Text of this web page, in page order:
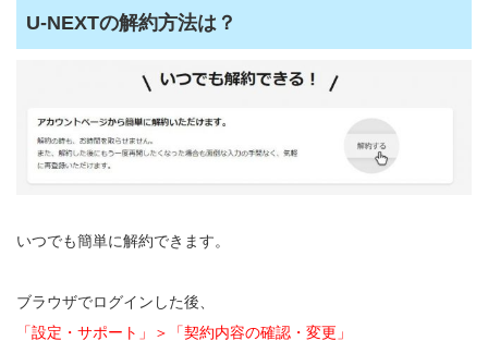
U-NEXTの解約方法は？
いつでも簡単に解約できます。
ブラウザでログインした後、
「設定・サポート」＞「契約内容の確認・変更」